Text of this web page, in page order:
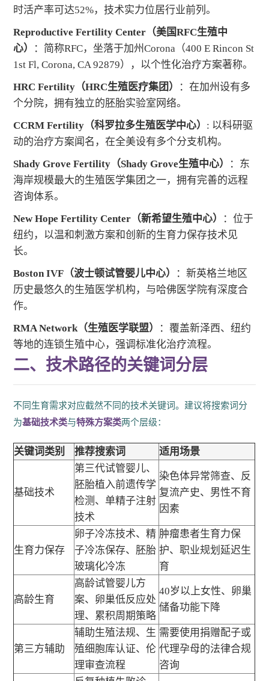
时活产率可达52%，技术实力位居行业前列。
Reproductive Fertility Center（美国RFC生殖中
心）
：简称RFC，坐落于加州Corona（400 E Rincon St
1st Fl, Corona, CA 92879），以个性化治疗方案著称。
HRC Fertility（HRC生殖医疗集团）
：在加州设有多
个分院，拥有独立的胚胎实验室网络。
CCRM Fertility（科罗拉多生殖医学中心） : 以科研驱
动的治疗方案闻名，在全美设有多个分支机构。
Shady Grove Fertility（Shady Grove生殖中心）
：东
海岸规模最大的生殖医学集团之一，拥有完善的远程
咨询体系。
New Hope Fertility Center（新希望生殖中心）
：位于
纽约，以温和刺激方案和创新的生育力保存技术见
长。
Boston IVF（波士顿试管婴儿中心）
：新英格兰地区
历史最悠久的生殖医学机构，与哈佛医学院有深度合
作。
RMA Network（生殖医学联盟）
：覆盖新泽西、纽约
等地的连锁生殖中心，强调标准化治疗流程。
二、技术路径的关键词分层
不同生育需求对应截然不同的技术关键词。建议将搜索词分
为基础技术类与特殊方案类两个层级：
关键词类别 推荐搜索词 适用场景
基础技术
第三代试管婴儿、
胚胎植入前遗传学
检测、单精子注射
技术
染色体异常筛查、反
复流产史、男性不育
因素
生育力保存
卵子冷冻技术、精
子冷冻保存、胚胎
玻璃化冷冻
肿瘤患者生育力保
护、职业规划延迟生
育
高龄生育
高龄试管婴儿方
案、卵巢低反应处
理、累积周期策略
40岁以上女性、卵巢
储备功能下降
第三方辅助
辅助生殖法规、生
殖细胞库认证、伦
理审查流程
需要使用捐赠配子或
代理孕母的法律合规
咨询